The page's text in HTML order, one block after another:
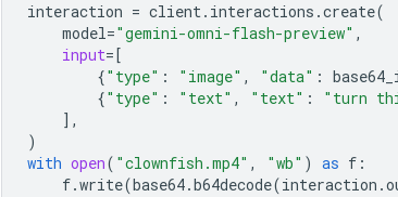
interaction = client. interactions .create(
model="gemini-omni-flash-preview" ,
input= [
{"type" : "image" , "data" :
{"type" : "text" , "text" :
"turn
],
)
with open( "clownfish.mp4" , "wb" ) as f :
f.write(base64.b64decode(interaction .